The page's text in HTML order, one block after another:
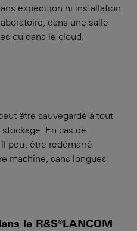
expédition ni installation
dans une salle
ou dans le cloud.
être sauvegardé à tout
En cas de
peut être redémarré
machine, sans longues
le R&S®LANCOM